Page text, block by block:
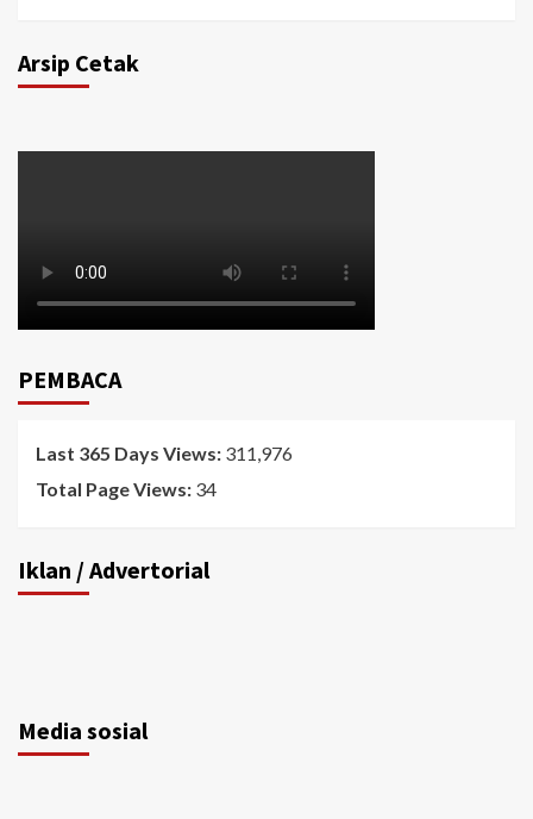
Arsip Cetak
PEMBACA
Last 365 Days Views: 311,976
Total Page Views: 34
Iklan / Advertorial
Media sosial